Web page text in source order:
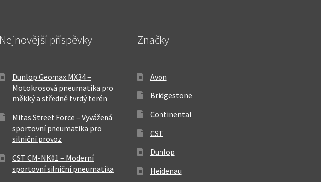
Nejnovější příspěvky
Dunlop Geomax MX34 –
Motokrosová pneumatika pro
měkký a středně tvrdý terén
Mitas Street Force – Vyvážená
sportovní pneumatika pro
silniční provoz
CST CM-NK01 – Moderní
sportovní silniční pneumatika
Značky
Avon
Bridgestone
Continental
CST
Dunlop
Heidenau